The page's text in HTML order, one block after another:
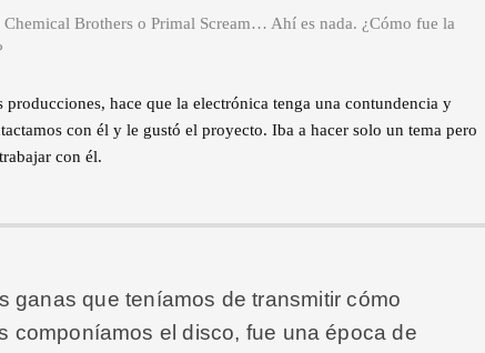
Brothers o Primal Scream… Ahí es nada. ¿Cómo fue la
producciones, hace que la electrónica tenga una contundencia y
con él y le gustó el proyecto. Iba a hacer solo un tema pero
con él.
ganas que teníamos de transmitir cómo
componíamos el disco, fue una época de